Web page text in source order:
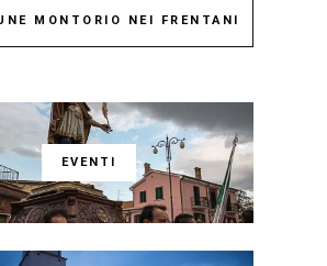
MONTORIO NEI FRENTANI
EVENTI